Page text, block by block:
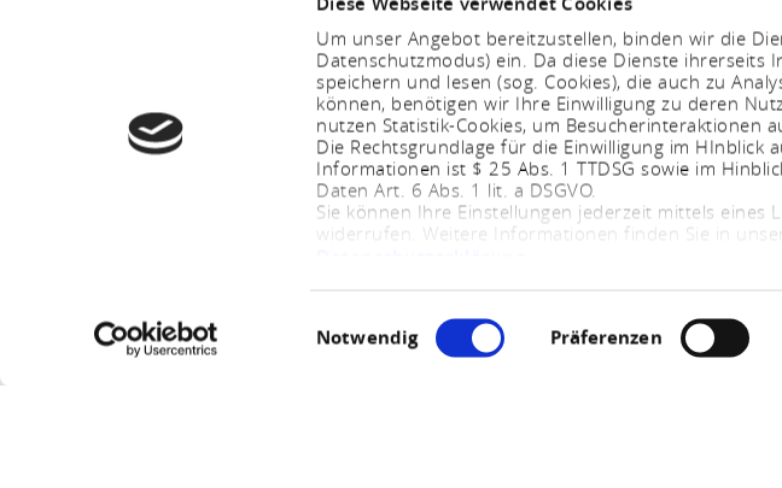
Um unser Angebot bereitzustellen, binden wir die
Datenschutzmodus) ein. Da diese Dienste
speichern und lesen (sog. Cookies), die auch zu
können, benötigen wir Ihre Einwilligung zu deren
nutzen Statistik-Cookies, um Besucherinteraktionen
Die Rechtsgrundlage für die Einwilligung im HInblick
Informationen ist $ 25 Abs. 1 TTDSG sowie im
Daten Art. 6 Abs. 1 lit. a DSGVO.
Sie können Ihre Einstellungen jederzeit mittels eines
widerrufen. Weitere Informationen finden Sie in
Einwilligungsauswahl
Notwendig Präferenzen